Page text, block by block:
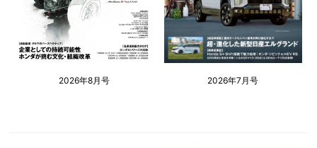
2026年8月号 2026年7月号